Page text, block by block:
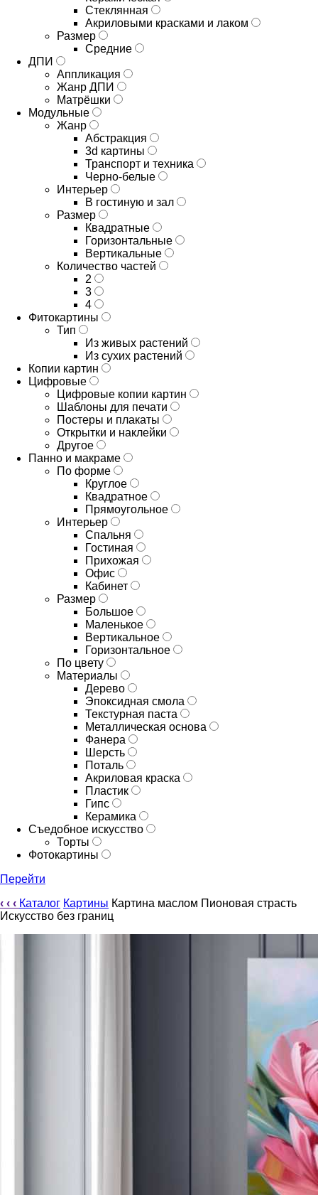
Стеклянная
Акриловыми красками и лаком
Размер
Средние
ДПИ
Аппликация
Жанр ДПИ
Матрёшки
Модульные
Жанр
Абстракция
3d картины
Транспорт и техника
Черно-белые
Интерьер
В гостиную и зал
Размер
Квадратные
Горизонтальные
Вертикальные
Количество частей
2
3
4
Фитокартины
Тип
Из живых растений
Из сухих растений
Копии картин
Цифровые
Цифровые копии картин
Шаблоны для печати
Постеры и плакаты
Открытки и наклейки
Другое
Панно и макраме
По форме
Круглое
Квадратное
Прямоугольное
Интерьер
Спальня
Гостиная
Прихожая
Офис
Кабинет
Размер
Большое
Маленькое
Вертикальное
Горизонтальное
По цвету
Материалы
Дерево
Эпоксидная смола
Текстурная паста
Металлическая основа
Фанера
Шерсть
Поталь
Акриловая краска
Пластик
Гипс
Керамика
Съедобное искусство
Торты
Фотокартины
Перейти
‹ ‹ ‹ Каталог Картины Картина маслом Пионовая страсть
Искусство без границ